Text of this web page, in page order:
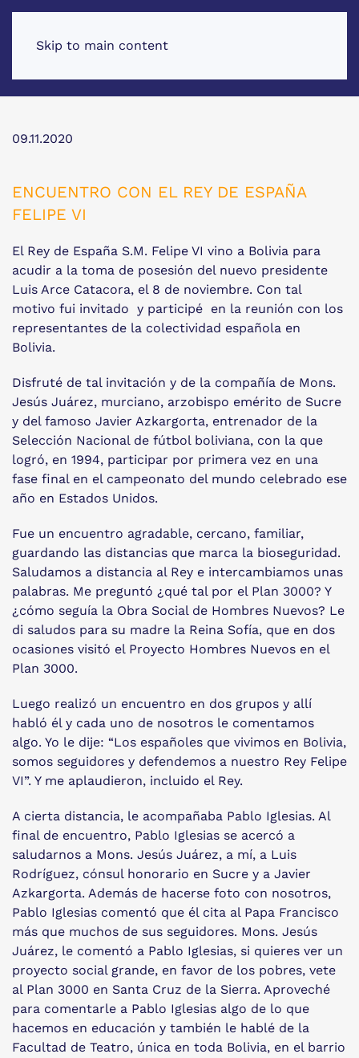
Skip to main content
09.11.2020
ENCUENTRO CON EL REY DE ESPAÑA
FELIPE VI
El Rey de España S.M. Felipe VI vino a Bolivia para
acudir a la toma de posesión del nuevo presidente
Luis Arce Catacora, el 8 de noviembre. Con tal
motivo fui invitado y participé en la reunión con los
representantes de la colectividad española en
Bolivia.
Disfruté de tal invitación y de la compañía de Mons.
Jesús Juárez, murciano, arzobispo emérito de Sucre
y del famoso Javier Azkargorta, entrenador de la
Selección Nacional de fútbol boliviana, con la que
logró, en 1994, participar por primera vez en una
fase final en el campeonato del mundo celebrado ese
año en Estados Unidos.
Fue un encuentro agradable, cercano, familiar,
guardando las distancias que marca la bioseguridad.
Saludamos a distancia al Rey e intercambiamos unas
palabras. Me preguntó ¿qué tal por el Plan 3000? Y
¿cómo seguía la Obra Social de Hombres Nuevos? Le
di saludos para su madre la Reina Sofía, que en dos
ocasiones visitó el Proyecto Hombres Nuevos en el
Plan 3000.
Luego realizó un encuentro en dos grupos y allí
habló él y cada uno de nosotros le comentamos
algo. Yo le dije: “Los españoles que vivimos en Bolivia,
somos seguidores y defendemos a nuestro Rey Felipe
VI”. Y me aplaudieron, incluido el Rey.
A cierta distancia, le acompañaba Pablo Iglesias. Al
final de encuentro, Pablo Iglesias se acercó a
saludarnos a Mons. Jesús Juárez, a mí, a Luis
Rodríguez, cónsul honorario en Sucre y a Javier
Azkargorta. Además de hacerse foto con nosotros,
Pablo Iglesias comentó que él cita al Papa Francisco
más que muchos de sus seguidores. Mons. Jesús
Juárez, le comentó a Pablo Iglesias, si quieres ver un
proyecto social grande, en favor de los pobres, vete
al Plan 3000 en Santa Cruz de la Sierra. Aproveché
para comentarle a Pablo Iglesias algo de lo que
hacemos en educación y también le hablé de la
Facultad de Teatro, única en toda Bolivia, en el barrio